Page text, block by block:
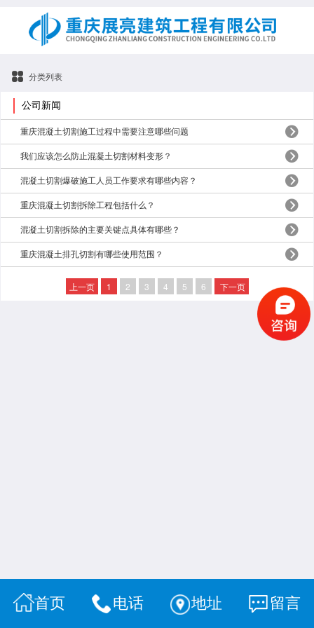
分类列表
公司新闻
重庆混凝土切割施工过程中需要注意哪些问题
我们应该怎么防止混凝土切割材料变形？
混凝土切割爆破施工人员工作要求有哪些内容？
重庆混凝土切割拆除工程包括什么？
混凝土切割拆除的主要关键点具体有哪些？
重庆混凝土排孔切割有哪些使用范围？
上一页 1 2 3 4 5 6 下一页
首页 电话 地址 留言